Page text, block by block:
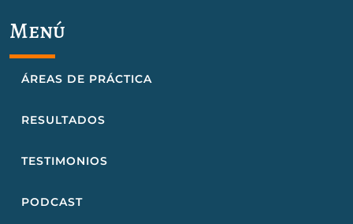
Menú
ÁREAS DE PRÁCTICA
RESULTADOS
TESTIMONIOS
PODCAST